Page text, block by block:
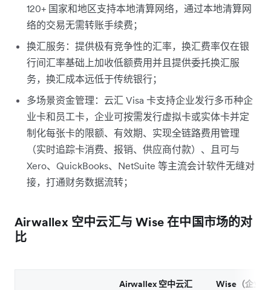
120+ 国家和地区支持本地清算网络，通过本地清算网
络的交易无需转账手续费；
换汇服务：提供极有竞争性的汇率，换汇费率仅在银
行间汇率基础上加收低额费用并且提供委托换汇服
务，换汇成本远低于传统银行；
多场景资金管理：云汇 Visa 卡支持企业发行多币种企
业卡和员工卡，企业可按需发行虚拟卡或实体卡并定
制化每张卡的限额、有效期、实现全链路费用管理
（实时追踪卡消费、报销、供应商付款）、且可与
Xero、QuickBooks、NetSuite 等主流会计软件无缝对
接，打通财务数据流转；
Airwallex 空中云汇与 Wise 在中国市场的对
比
Airwallex 空中云汇 Wise（企业